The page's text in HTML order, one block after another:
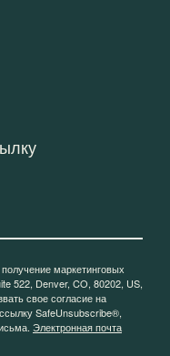
маркетинговых
522, Denver, CO, 80202, US,
свое согласие на
SafeUnsubscribe®,
Электронная почта